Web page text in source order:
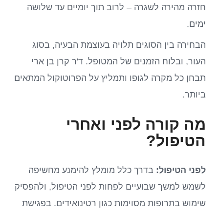
חזרה מהירה לשגרה – לרוב תוך יומיים עד שלושה
ימים.
הבחירה בין הסוגים תלויה בעוצמת הבעיה, בסוג
העור, ובלוח הזמנים של המטופל. ד'ר קרן בן ארי
תבחן כל מקרה לגופו ותמליץ על הפרוטוקול המתאים
ביותר.
מה קורה לפני ואחרי
הטיפול?
לפני הטיפול: בדרך כלל מומלץ להימנע מחשיפה
לשמש למשך שבועיים לפחות לפני הטיפול, ולהפסיק
שימוש בתרופות מסוימות כגון רטינואידים. בפגישת